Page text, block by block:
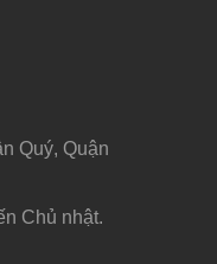
Quý, Quận
Chủ nhật.